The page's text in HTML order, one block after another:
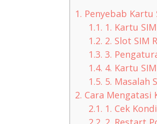
1. Penyebab Kartu
1.1. 1. Kartu
1.2. 2. Slot SIM
1.3. 3.
1.4. 4. Kartu
1.5. 5. Masalah
2. Cara Mengatasi
2.1. 1. Cek